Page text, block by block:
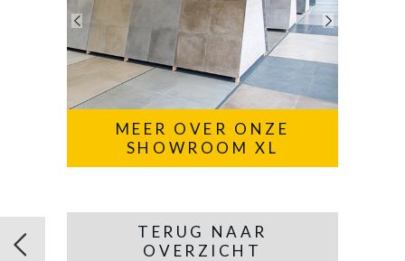
MEER OVER ONZE
SHOWROOM XL
TERUG NAAR
OVERZICHT